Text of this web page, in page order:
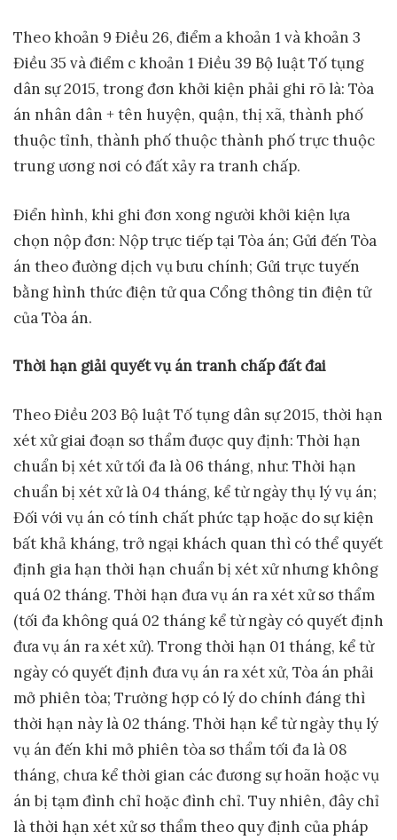
Theo khoản 9 Điều 26, điểm a khoản 1 và khoản 3
Điều 35 và điểm c khoản 1 Điều 39 Bộ luật Tố tụng
dân sự 2015, trong đơn khởi kiện phải ghi rõ là: Tòa
án nhân dân + tên huyện, quận, thị xã, thành phố
thuộc tỉnh, thành phố thuộc thành phố trực thuộc
trung ương nơi có đất xảy ra tranh chấp.
Điển hình, khi ghi đơn xong người khởi kiện lựa
chọn nộp đơn: Nộp trực tiếp tại Tòa án; Gửi đến Tòa
án theo đường dịch vụ bưu chính; Gửi trực tuyến
bằng hình thức điện tử qua Cổng thông tin điện tử
của Tòa án.
Thờihạn giải quyết vụ án tranh chấp đất đai
Theo Điều 203 Bộ luật Tố tụng dân sự 2015, thời hạn
xét xử giai đoạn sơ thẩm được quy định: Thời hạn
chuẩn bị xét xử tối đa là 06 tháng, như: Thời hạn
chuẩn bị xét xử là 04 tháng, kể từ ngày thụ lý vụ án;
Đối với vụ án có tính chất phức tạp hoặc do sự kiện
bất khả kháng, trở ngại khách quan thì có thể quyết
định gia hạn thời hạn chuẩn bị xét xử nhưng không
quá 02 tháng. Thời hạn đưa vụ án ra xét xử sơ thẩm
(tối đa không quá 02 tháng kể từ ngày có quyết định
đưa vụ án ra xét xử). Trong thời hạn 01 tháng, kể từ
ngày có quyết định đưa vụ án ra xét xử, Tòa án phải
mở phiên tòa; Trường hợp có lý do chính đáng thì
thời hạn này là 02 tháng. Thời hạn kể từ ngày thụ lý
vụ án đến khi mở phiên tòa sơ thẩm tối đa là 08
tháng, chưa kể thời gian các đương sự hoãn hoặc vụ
án bị tạm đình chỉ hoặc đình chỉ. Tuy nhiên, đây chỉ
là thời hạn xét xử sơ thẩm theo quy định của pháp